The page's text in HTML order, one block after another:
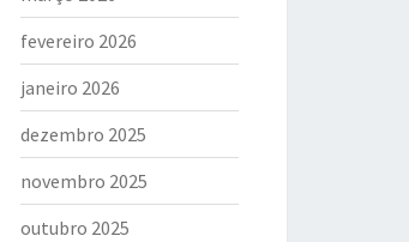
fevereiro 2026
janeiro 2026
dezembro 2025
novembro 2025
outubro 2025